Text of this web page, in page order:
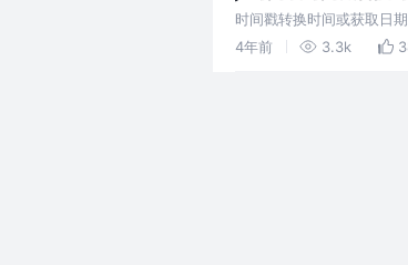
时间戳转换时间或获取日
时间戳转换时间 时间戳转
4年前 3.3k